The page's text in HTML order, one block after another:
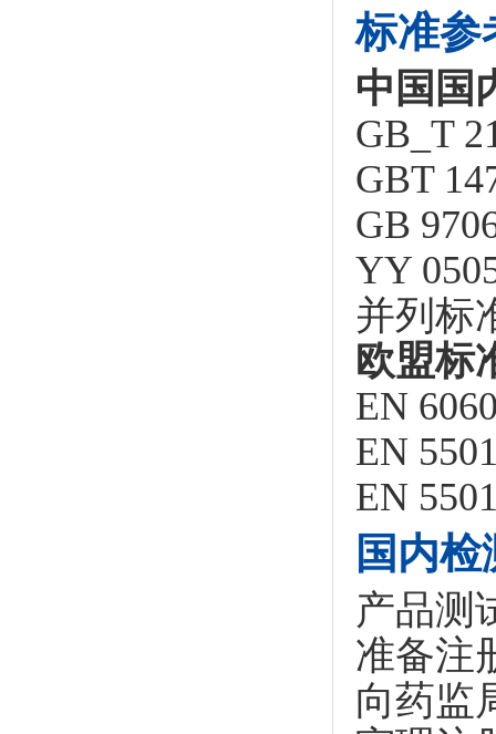
标准参
中国国
GB_T
GBT
GB
YY
并列标
欧盟标
EN
EN
EN
国内
产品测
准备注
向药监